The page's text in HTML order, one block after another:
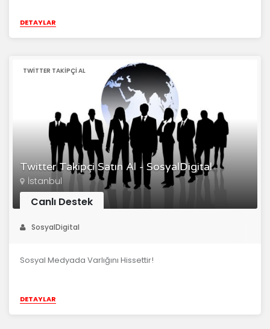
DETAYLAR
Twitter Takipçi Satın Al - SosyalDigital
TWITTER TAKIPÇI AL
İstanbul
Canlı Destek
SosyalDigital
Sosyal Medyada Varlığını Hissettir!
DETAYLAR